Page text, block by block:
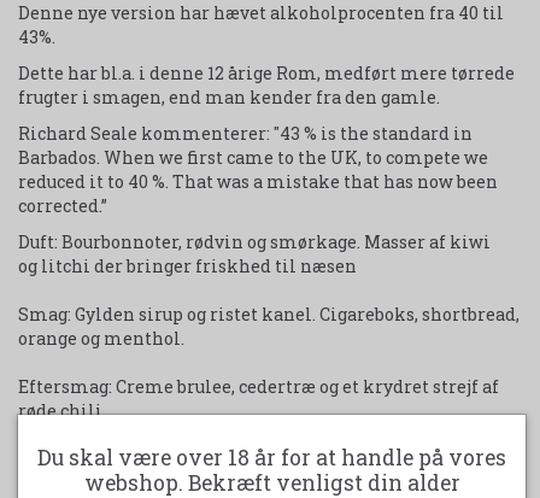
Denne nye version har hævet alkoholprocenten fra 40 til
43%.
Dette har bl.a. i denne 12 årige Rom, medført mere tørrede
frugter i smagen, end man kender fra den gamle.
Richard Seale kommenterer: "43 % is the standard in
Barbados. When we first came to the UK, to compete we
reduced it to 40 %. That was a mistake that has now been
corrected.”
Duft: Bourbonnoter, rødvin og smørkage. Masseraf kiwi
og litchi der bringer friskhed til næsen
Smag: Gylden sirup og ristet kanel. Cigareboks, shortbread,
orange og menthol.
Eftersmag: Creme brulee, cedertræ og et krydret strejf af
røde chili
Kommentar:
Det rykker, en klasse dram til enhver
lejlighed
Du skal være over 18 år for at handle på vores
webshop. Bekræft venligst din alder